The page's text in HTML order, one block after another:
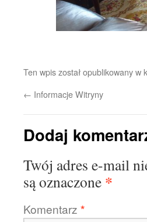
Ten wpis został opublikowany w
← Informacje Witryny
Dodaj
Twój adres e-mail
są oznaczone *
Komentarz *